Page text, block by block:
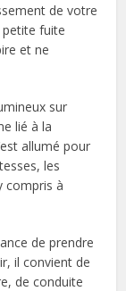
de votre
fuite
et ne
sur
lié à la
allumé pour
les
compris à
de prendre
il convient de
de conduite